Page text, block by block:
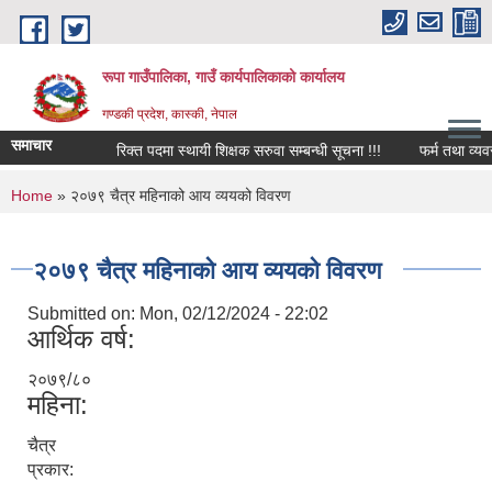
Skip to main content
रूपा गाउँपालिका, गाउँ कार्यपालिकाको कार्यालय
गण्डकी प्रदेश, कास्की, नेपाल
समाचार रिक्त पदमा स्थायी शिक्षक सरुवा सम्बन्धी सूचना !!! फर्म तथा व्यवसाय
You are here
Home » २०७९ चैत्र महिनाको आय व्ययको विवरण
२०७९ चैत्र महिनाको आय व्ययको विवरण
Submitted on: Mon, 02/12/2024 - 22:02
आर्थिक वर्ष:
२०७९/८०
महिना:
चैत्र
प्रकार: